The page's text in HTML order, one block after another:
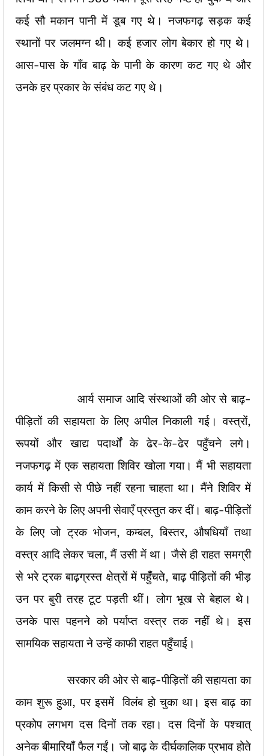
कई सौ मकान पानी में डूब गए थे। नजफगढ़ सड़क कई
स्थानों पर जलमग्न थी। कई हजार लोग बेकार हो गए थे।
आस-पास के गाँव बाढ़ के पानी के कारण कट गए थे और
उनके हर प्रकार के संबंध कट गए थे।
आर्य समाज आदि संस्थाओं की ओर से बाढ़-
पीड़ितों की सहायता के लिए अपील निकाली गई। वस्त्रों,
रूपयों और खाद्य पदार्थों के ढेर-के-ढेर पहुँचने लगे।
नजफगढ़ में एक सहायता शिविर खोला गया। मैं भी सहायता
कार्य में किसी से पीछे नहीं रहना चाहता था। मैंने शिविर में
काम करने के लिए अपनी सेवाएँ प्रस्तुत कर दीं। बाढ़-पीड़ितों
के लिए जो ट्रक भोजन, कम्बल, बिस्तर, औषधियाँ तथा
वस्त्र आदि लेकर चला, मैं उसी में था। जैसे ही राहत समग्री
से भरे ट्रक बाढ़ग्रस्त क्षेत्रों में पहुंँचते, बाढ़ पीड़ितों की भीड़
उन पर बुरी तरह टूट पड़ती थीं। लोग भूख से बेहाल थे।
उनके पास पहनने को पर्याप्त वस्त्र तक नहीं थे। इस
सामयिक सहायता ने उन्हें काफी राहत पहुँचाई।
सरकार की ओर से बाढ़-पीड़ितों की सहायता का
काम शुरू हुआ, पर इसमें विलंब हो चुका था। इस बाढ़ का
प्रकोप लगभग दस दिनों तक रहा। दस दिनों के पश्चात्
अनेक बीमारियाँ फैल गईं। जो बाढ़ के दीर्घकालिक प्रभाव होते